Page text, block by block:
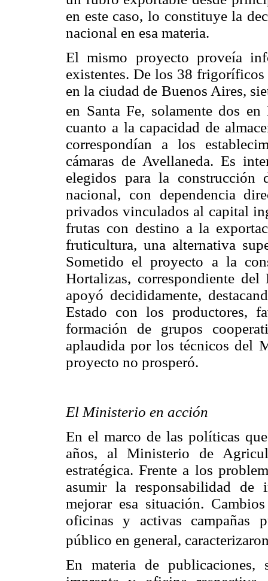
en este caso, lo constituye la
nacional en esa materia.
El mismo proyecto proveía
existentes. De los 38
en la ciudad de Buenos Aires,
en Santa Fe, solamente dos
cuanto a la capacidad de
correspondían a los
cámaras de Avellaneda. Es
elegidos para la
nacional, con dependencia
privados vinculados al capital
frutas con destino a la
fruticultura, una alternativa
Sometido el proyecto a la
Hortalizas, correspondiente
apoyó decididamente,
Estado con los productores,
formación de grupos
aplaudida por los técnicos del
proyecto no prosperó.
El Ministerio en acción
En el marco de las políticas
años, al Ministerio de
estratégica. Frente a los
asumir la responsabilidad de
mejorar esa situación.
oficinas y activas campañas
público en general,
En materia de